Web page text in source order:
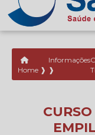
Home ❱
Informações
❱